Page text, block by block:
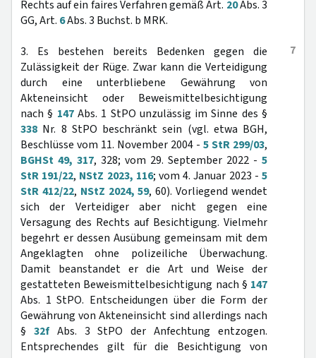
Rechts auf ein faires Verfahren gemäß Art. 20Abs. 3
GG, Art. 6Abs. 3 Buchst. b MRK.
7
3. Es bestehen bereits Bedenken gegen die
Zulässigkeit der Rüge. Zwar kann die Verteidigung
durch eine unterbliebene Gewährung von
Akteneinsicht oder Beweismittelbesichtigung
nach § 147Abs. 1 StPO unzulässig im Sinne des §
338 Nr. 8 StPO beschränkt sein (vgl. etwa BGH,
Beschlüsse vom 11. November 2004 - 5 StR 299/03,
BGHSt 49, 317, 328; vom 29. September 2022 - 5
StR 191/22, NStZ 2023, 116; vom 4. Januar 2023 -5
StR 412/22, NStZ 2024, 59, 60). Vorliegend wendet
sich der Verteidiger aber nicht gegen eine
Versagung des Rechts auf Besichtigung. Vielmehr
begehrt er dessen Ausübung gemeinsam mit dem
Angeklagten ohne polizeiliche Überwachung.
Damit beanstandet er die Art und Weise der
gestatteten Beweismittelbesichtigung nach § 147
Abs. 1 StPO. Entscheidungen über die Form der
Gewährung von Akteneinsicht sind allerdings nach
§ 32fAbs. 3 StPO der Anfechtung entzogen.
Entsprechendes gilt für die Besichtigung von